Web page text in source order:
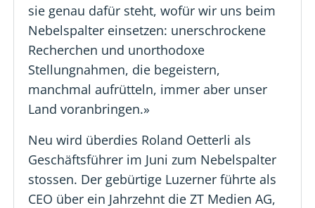
sie genau dafür steht, wofür wir uns beim
Nebelspalter einsetzen: unerschrockene
Recherchen und unorthodoxe
Stellungnahmen, die begeistern,
manchmal aufrütteln, immer aber unser
Land voranbringen.»
Neu wird überdies Roland Oetterli als
Geschäftsführer im Juni zum Nebelspalter
stossen. Der gebürtige Luzerner führte als
CEO über ein Jahrzehnt die ZT Medien AG,